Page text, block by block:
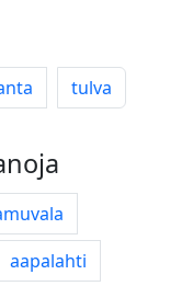
tulva
aapalahti